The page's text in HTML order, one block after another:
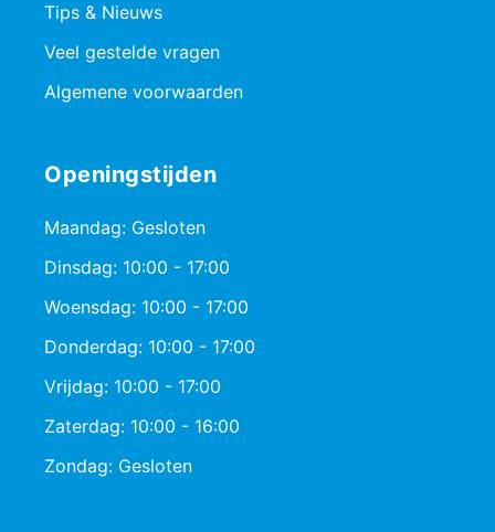
Tips & Nieuws
Veel gestelde vragen
Algemene voorwaarden
Openingstijden
Maandag: Gesloten
Dinsdag: 10:00 - 17:00
Woensdag: 10:00 - 17:00
Donderdag: 10:00 - 17:00
Vrijdag: 10:00 - 17:00
Zaterdag: 10:00 - 16:00
Zondag: Gesloten